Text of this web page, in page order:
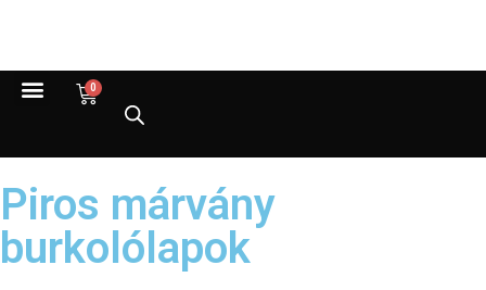
0
Piros márvány
burkolólapok